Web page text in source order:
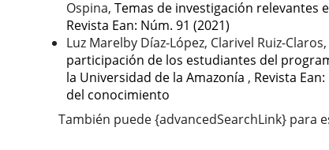
Ospina, Temas de investigación relevantes
Revista Ean: Núm. 91 (2021)
Luz Marelby Díaz-López, Clarivel Ruiz-
participación de los estudiantes del
la Universidad de la Amazonía , Revista
del conocimiento
También puede {advancedSearchLink} para